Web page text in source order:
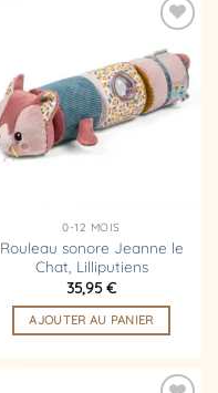
à la
liste
d’envies
0-12 MOIS
Rouleau sonore Jeanne le
Chat, Lilliputiens
35,95€
AJOUTER AU PANIER